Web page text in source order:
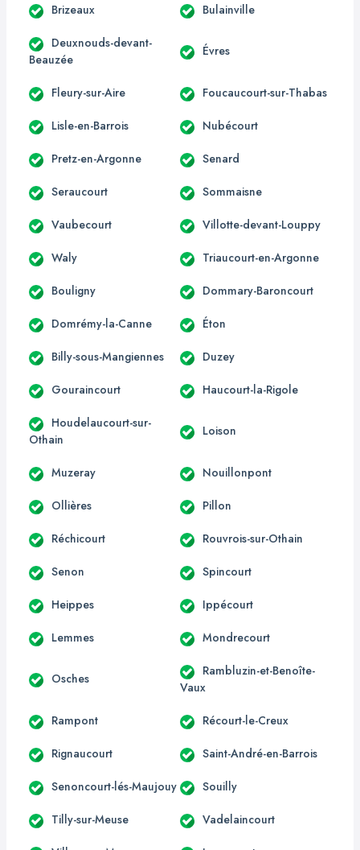
Brizeaux Bulainville
Deuxnouds-devant-
Beauzée
Évres
Fleury-sur-Aire Foucaucourt-sur-Thabas
Lisle-en-Barrois Nubécourt
Pretz-en-Argonne Senard
Seraucourt Sommaisne
Vaubecourt Villotte-devant-Louppy
Waly Triaucourt-en-Argonne
Bouligny Dommary-Baroncourt
Domrémy-la-Canne Éton
Billy-sous-Mangiennes Duzey
Gouraincourt Haucourt-la-Rigole
Houdelaucourt-sur-
Othain
Loison
Muzeray Nouillonpont
Ollières Pillon
Réchicourt Rouvrois-sur-Othain
Senon Spincourt
Heippes Ippécourt
Lemmes Mondrecourt
Osches
Rambluzin-et-Benoîte-
Vaux
Rampont Récourt-le-Creux
Rignaucourt Saint-André-en-Barrois
Senoncourt-lés-Maujouy Souilly
Tilly-sur-Meuse Vadelaincourt